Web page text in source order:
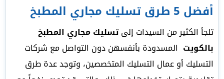
أفضل 5 طرق تسليك مجاري المطبخ
تلجأ الكثير من السيدات إلىتسليك مجاري المطبخ
بالكويت المسدودة بأنفسهن دون التواصل مع شركات
التسليك أو عمال التسليك المتخصصين، وتوجد عدة طرق